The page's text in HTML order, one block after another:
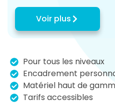
Voir plus
Pour tous les niveaux
Encadrement
Matériel haut de
Tarifs accessibles